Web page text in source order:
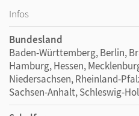
Infos
Bundesland
Baden-Württemberg, Berlin,
Hamburg, Hessen,
Niedersachsen, Rheinland-
Sachsen-Anhalt, Schleswig-